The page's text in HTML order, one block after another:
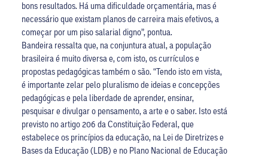
bons resultados. Há uma dificuldade orçamentária, mas é
necessário que existam planos de carreira mais efetivos, a
começar por um piso salarial digno”, pontua.
Bandeira ressalta que, na conjuntura atual, a população
brasileira é muito diversa e, com isto, os currículos e
propostas pedagógicas também o são. “Tendo isto em vista,
é importante zelar pelo pluralismo de ideias e concepções
pedagógicas e pela liberdade de aprender, ensinar,
pesquisar e divulgar o pensamento, a arte e o saber. Isto está
previsto no artigo 206 da Constituição Federal, que
estabelece os princípios da educação, na Lei de Diretrizes e
Bases da Educação (LDB) e no Plano Nacional de Educação